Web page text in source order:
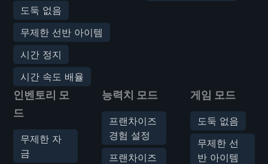
도둑 없음
무제한 선반 아이템
시간 정지
시간 속도 배율
인벤토리 모
드
무제한 자
금
능력치 모드
프랜차이즈
경험 설정
프랜차이즈
게임 모드
도둑 없음
무제한 선
반 아이템